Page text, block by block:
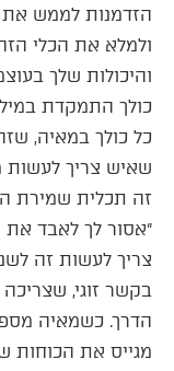
הזדמנות לממש את
ולמלא את הכלי
והיכולות שלך
כולך התמקדת
כל כולך במאיה,
זה תכלית שמירת
״אסור לך לאבד
צריך לעשות זה
בקשר זוגי,
הדרך. כשמאיה
מגייס את הכוחות